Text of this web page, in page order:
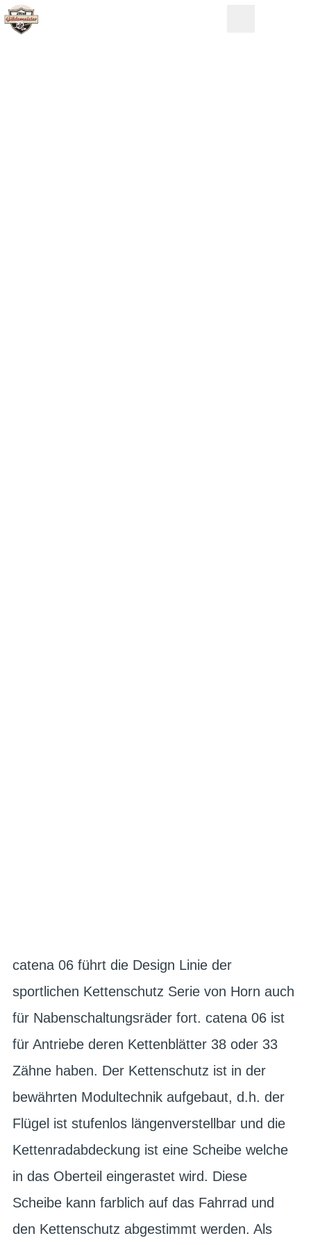
catena 06 führt die Design Linie der
sportlichen Kettenschutz Serie von Horn auch
für Nabenschaltungsräder fort. catena 06 ist
für Antriebe deren Kettenblätter 38 oder 33
Zähne haben. Der Kettenschutz ist in der
bewährten Modultechnik aufgebaut, d.h. der
Flügel ist stufenlos längenverstellbar und die
Kettenradabdeckung ist eine Scheibe welche
in das Oberteil eingerastet wird. Diese
Scheibe kann farblich auf das Fahrrad und
den Kettenschutz abgestimmt werden. Als